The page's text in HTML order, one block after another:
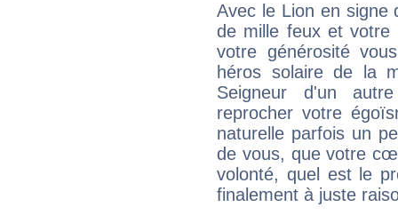
Avec le Lion en signe
de mille feux et votre
votre générosité
héros solaire de la
Seigneur d'un
reprocher votre
naturelle parfois un
de vous, que votre
volonté, quel est le
finalement à juste